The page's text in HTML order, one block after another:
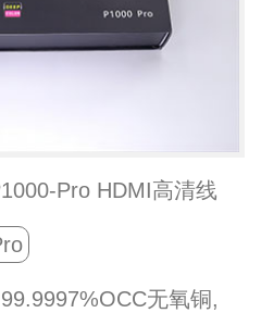
Pro HDMI高清线
无氧铜,